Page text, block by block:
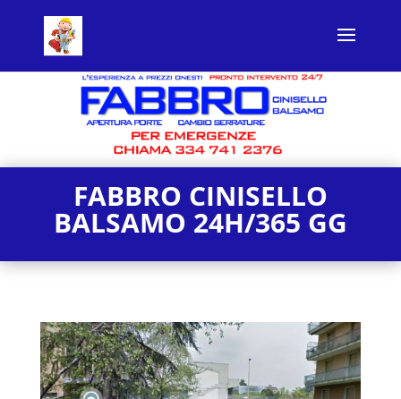
FABBRO CINISELLO
BALSAMO 24H/365 GG